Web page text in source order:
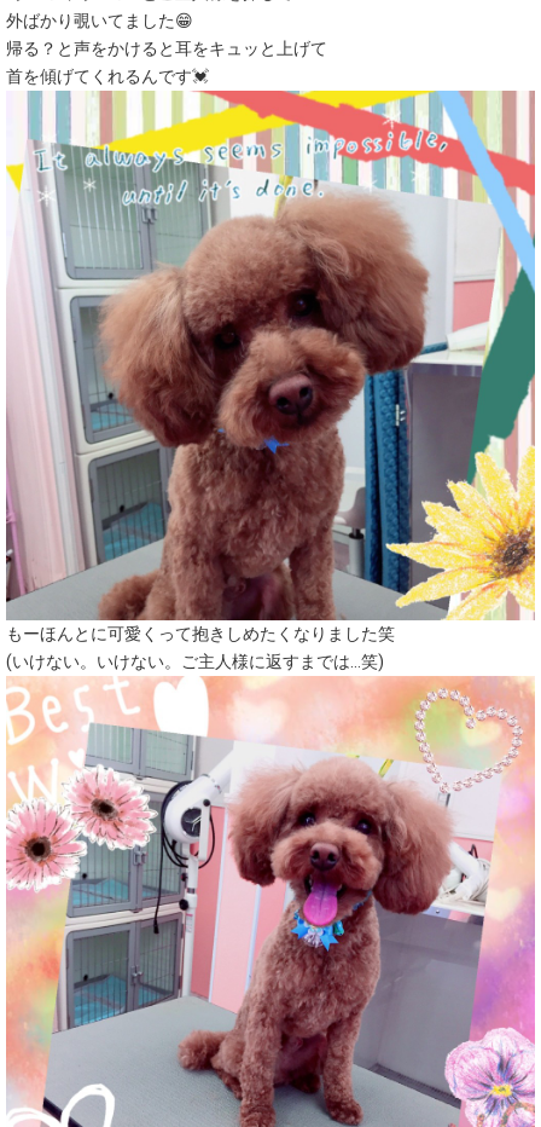
外ばかり覗いてました😁
帰る？と声をかけると耳をキュッと上げて
首を傾げてくれるんです💓
もーほんとに可愛くって抱きしめたくなりました笑
(いけない。いけない。ご主人様に返すまでは…笑)